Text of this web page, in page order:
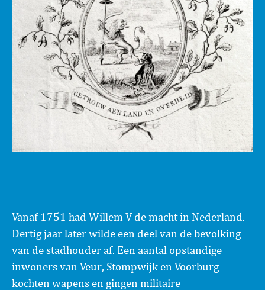
Vanaf 1751 had Willem V de macht in Nederland.
Dertig jaar later wilde een deel van de bevolking
van de stadhouder af. Een aantal opstandige
inwoners van Veur, Stompwijk en Voorburg
kochten wapens en gingen militaire